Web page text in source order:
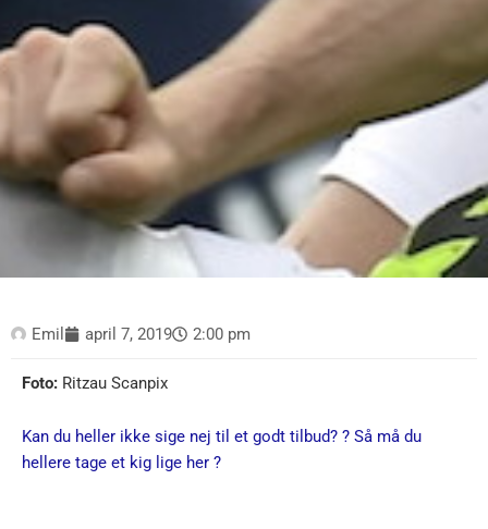
Emil april 7, 2019 2:00 pm
Foto: Ritzau Scanpix
Kan du heller ikke sige nej til et godt tilbud? ? Så må du
hellere tage et kig lige her ?